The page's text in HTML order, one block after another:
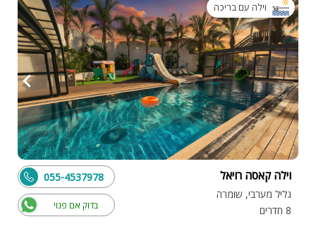
וילה עם בריכה
וילה קאסה רויאל
גליל מערבי, שומרה
8 חדרים
בדוק אם פנוי
055-4537978